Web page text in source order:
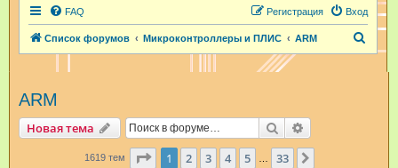
FAQ Вход
Регистрация
Список форумов Микроконтроллеры и ПЛИС ARM
ARM
Новая тема Поиск
1619 тем Страница из 33
1 2 3 4 5 33